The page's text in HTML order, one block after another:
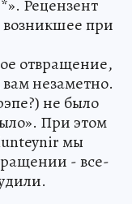
Рецензент
возникшее при
отвращение,
вам незаметно.
не было
При этом
мы
- все-